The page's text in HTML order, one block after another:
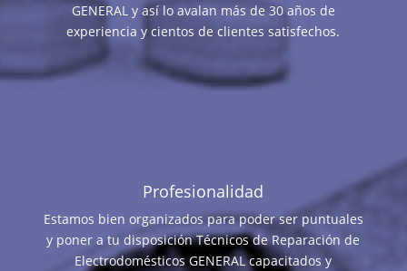
GENERAL y así lo avalan más de 30 años de
experiencia y cientos de clientes satisfechos.
Profesionalidad
Estamos bien organizados para poder ser puntuales
y poner a tu disposición Técnicos de Reparación de
Electrodomésticos GENERAL capacitados y